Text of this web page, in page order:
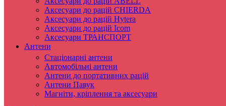
Аксесуари до рацій CHIERDA
Аксесуари до рацій Hytera
Аксесуари до рацій Icom
Аксесуари ТРАНСПОРТ
Антени
Стаціонарні антени
Автомобільні антени
Антени до портативних рацій
Антени Павук
Магніти, кріплення та аксесуари